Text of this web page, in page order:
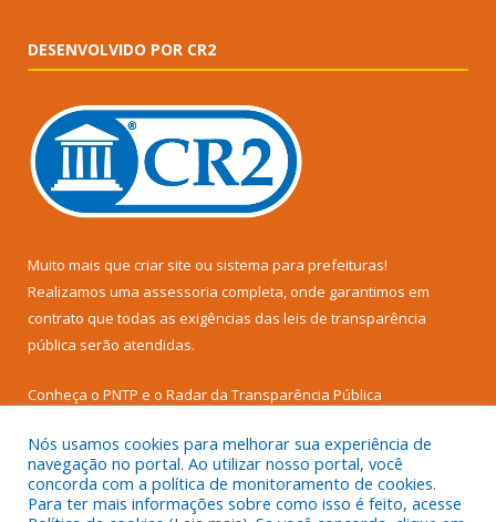
DESENVOLVIDO POR CR2
Muito mais que criar site ou sistema para prefeituras!
Realizamos uma assessoria completa, onde garantimos em
contrato que todas as exigências das leis de transparência
pública serão atendidas.
Conheça o PNTP e o Radar da Transparência Pública
Todos os direitos reservados a Prefeitura Municipal de Senador
Nós usamos cookies para melhorar sua experiência de
navegação no portal. Ao utilizar nosso portal, você
concorda com a política de monitoramento de cookies.
Para ter mais informações sobre como isso é feito, acesse